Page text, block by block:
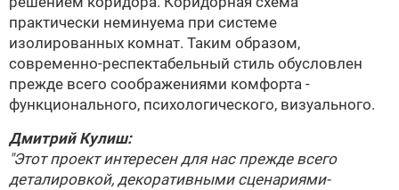
практически неминуема при системе
изолированных комнат. Таким образом,
современно-респектабельный стиль обусловлен
прежде всего соображениями комфорта -
функционального, психологического, визуального.
Дмитрий Кулиш:
"Этот проект интересен для нас прежде всего
деталировкой, декоративными сценариями-